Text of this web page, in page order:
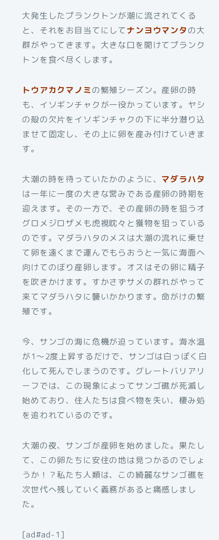
大発生したプランクトンが潮に流されてくる
と、それをお目当てにしてナンヨウマンタの大
群がやってきます。大きな口を開けてプランク
トンを食べ尽くします。
トウアカクマノミの繁殖シーズン。産卵の時
も、イソギンチャクが一役かっています。ヤシ
の殻の欠片をイソギンチャクの下に半分潜り込
ませて固定し、その上に卵を産み付けていきま
す。
大潮の時を待っていたかのように、 マダラハタ
は一年に一度の大きな営みである産卵の時期を
迎えます。その一方で、その産卵の時を狙うオ
グロメジロザメも虎視眈々と獲物を狙っている
のです。マダラハタのメスは大潮の流れに乗せ
て卵を遠くまで運んでもらおうと一気に海面へ
向けてのぼり産卵します。オスはその卵に精子
を吹きかけます。すかさずサメの群れがやって
来てマダラハタに襲いかかります。命がけの繁
殖です。
今、サンゴの海に危機が迫っています。海水温
が1～2度上昇するだけで、サンゴは白っぽく白
化して死んでしまうのです。グレートバリアリ
ーフでは、この現象によってサンゴ礁が死滅し
始めており、住人たちは食べ物を失い、棲み処
を追われているのです。
大潮の夜、サンゴが産卵を始めました。果たし
て、この卵たちに安住の地は見つかるのでしょ
うか！？私たち人類は、この綺麗なサンゴ礁を
次世代へ残していく義務があると痛感しまし
た。
[ad#ad-1]